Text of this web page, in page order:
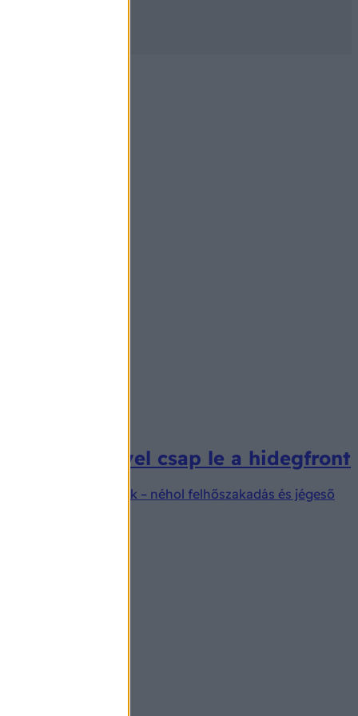
jégesővel csap le a hidegfront
záporok, zivatarok – néhol felhőszakadás és jégeső